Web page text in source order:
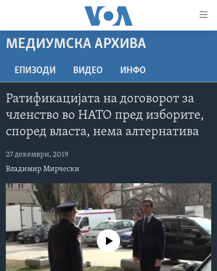
пристапност
содржина
Премини
до
страната
навигација
Пребарувај
ДОМА
РУБРИКИ
МАКЕДОНИЈА
ЕКОНОМИЈА
ПОЛИТИКА
ЗДРАВЈЕ
НАУКА
УМЕТНОСТ И ЗАБАВА
ИНТЕРВЈУА
ДОКУМЕНТАРЦИ
АРХИВИРАНА ПРОГРАМА
NEWSFLASH - АРХИВА
ВЕСТИ ОД САД ВО МИНУТА - АРХИВА
ИЗБОРИ ВО САД 2020 - АРХИВА
ЗА НАС
Learning English
НАКУСО...
Јазици
МЕДИУМСКА АРХИВА
ЕПИЗОДИ ВИДЕО ИНФО
Ратификацијата на договорот за
членство во НАТО пред изборите,
според власта, нема алтернатива
27 декември, 2019
Владимир Мирчески
No media source currently available